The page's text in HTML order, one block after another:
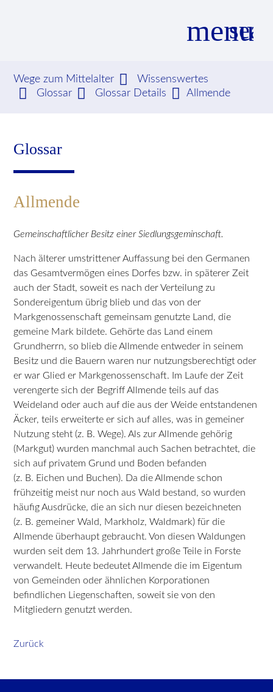
menu
Suchbegriffe SUCHEN
Wege zum Mittelalter
Wissenswertes
Glossar
Glossar Details Allmende
Glossar
Allmende
Gemeinschaftlicher Besitz einer Siedlungsgeminschaft.
Nach älterer umstrittener Auffassung bei den Germanen
das Gesamtvermögen eines Dorfes bzw. in späterer Zeit
auch der Stadt, soweit es nach der Verteilung zu
Sondereigentum übrig blieb und das von der
Markgenossenschaft gemeinsam genutzte Land, die
gemeine Mark bildete. Gehörte das Land einem
Grundherrn, so blieb die Allmende entweder in seinem
Besitz und die Bauern waren nur nutzungsberechtigt oder
er war Glied er Markgenossenschaft. Im Laufe der Zeit
verengerte sich der Begriff Allmende teils auf das
Weideland oder auch auf die aus der Weide entstandenen
Äcker, teils erweiterte er sich auf alles, was in gemeiner
Nutzung steht (z. B. Wege). Als zur Allmende gehörig
(Markgut) wurden manchmal auch Sachen betrachtet, die
sich auf privatem Grund und Boden befanden
(z. B. Eichen und Buchen). Da die Allmende schon
frühzeitig meist nur noch aus Wald bestand, so wurden
häufig Ausdrücke, die an sich nur diesen bezeichneten
(z. B. gemeiner Wald, Markholz, Waldmark) für die
Allmende überhaupt gebraucht. Von diesen Waldungen
wurden seit dem 13. Jahrhundert große Teile in Forste
verwandelt. Heute bedeutet Allmende die im Eigentum
von Gemeinden oder ähnlichen Korporationen
befindlichen Liegenschaften, soweit sie von den
Mitgliedern genutzt werden.
Zurück